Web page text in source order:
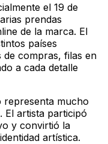
el 19 de
prendas
de la marca. El
países
compras, filas en
a cada detalle
representa mucho
El artista participó
y convirtió la
artística.